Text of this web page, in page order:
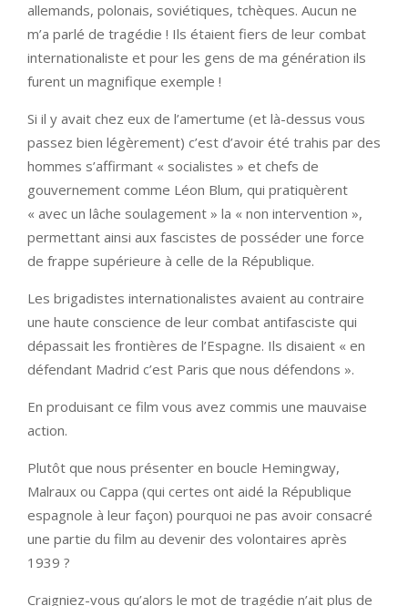
allemands, polonais, soviétiques, tchèques. Aucun ne
m’a parlé de tragédie ! Ils étaient fiers de leur combat
internationaliste et pour les gens de ma génération ils
furent un magnifique exemple !
Si il y avait chez eux de l’amertume (et là-dessus vous
passez bien légèrement) c’est d’avoir été trahis par des
hommes s’affirmant « socialistes » et chefs de
gouvernement comme Léon Blum, qui pratiquèrent
« avec un lâche soulagement » la « non intervention »,
permettant ainsi aux fascistes de posséder une force
de frappe supérieure à celle de la République.
Les brigadistes internationalistes avaient au contraire
une haute conscience de leur combat antifasciste qui
dépassait les frontières de l’Espagne. Ils disaient « en
défendant Madrid c’est Paris que nous défendons ».
En produisant ce film vous avez commis une mauvaise
action.
Plutôt que nous présenter en boucle Hemingway,
Malraux ou Cappa (qui certes ont aidé la République
espagnole à leur façon) pourquoi ne pas avoir consacré
une partie du film au devenir des volontaires après
1939 ?
Craigniez-vous qu’alors le mot de tragédie n’ait plus de